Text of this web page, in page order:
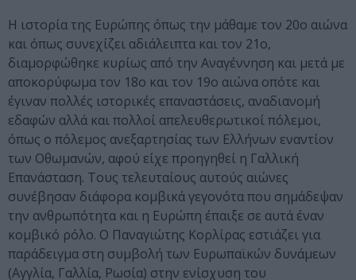
Η ιστορία της Ευρώπης όπως την μάθαμε τον 20ο αιώνα
και όπως συνεχίζει αδιάλειπτα και τον 21ο,
διαμορφώθηκε κυρίως από την Αναγέννηση και μετά με
αποκορύφωμα τον 18ο και τον 19ο αιώνα οπότε και
έγιναν πολλές ιστορικές επαναστάσεις, αναδιανομή
εδαφών αλλά και πολλοί απελευθερωτικοί πόλεμοι,
όπως ο πόλεμος ανεξαρτησίας των Ελλήνων εναντίον
των Οθωμανών, αφού είχε προηγηθεί η Γαλλική
Επανάσταση. Τους τελευταίους αυτούς αιώνες
συνέβησαν διάφορα κομβικά γεγονότα που σημάδεψαν
την ανθρωπότητα και η Ευρώπη έπαιξε σε αυτά έναν
κομβικό ρόλο. Ο Παναγιώτης Κορλίρας εστιάζει για
παράδειγμα στη συμβολή των Ευρωπαϊκών δυνάμεων
(Αγγλία, Γαλλία, Ρωσία) στην ενίσχυση του